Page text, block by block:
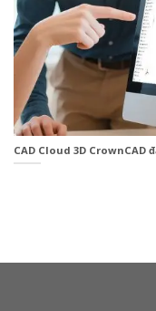
CAD Cloud 3D CrownCAD